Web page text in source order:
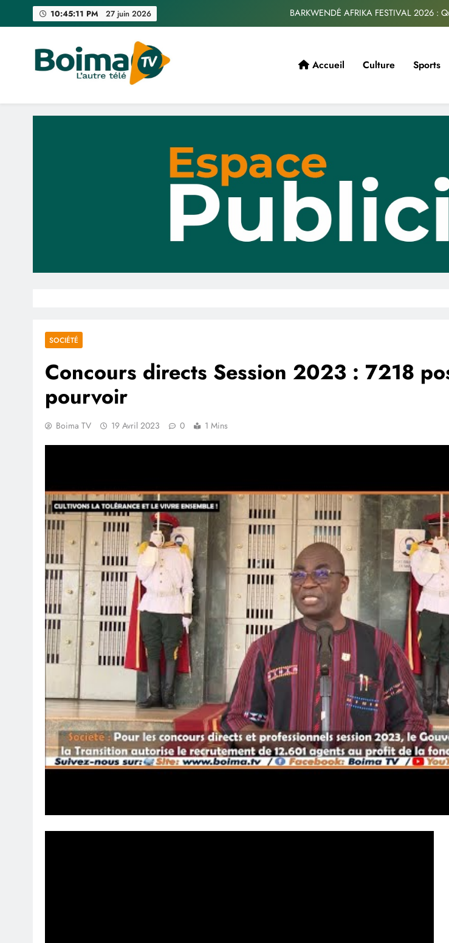
10:45:12 PM 27 juin 2026
BARKWENDÉ AFRIKA FESTIVAL 2026 :
Loi sur les libertés religieuses
BARKWENDÉ AFRIKA FESTIVAL 2026 :
Boima TV
L'Autre Télé
Accueil Culture Sports
SOCIÉTÉ
Concours directs Session 2023 : 7218
pourvoir
Boima TV 19 Avril 2023 0 1 Mins